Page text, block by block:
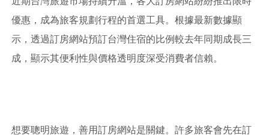
優惠，成為旅客規劃行程的首選工具。根據最新數據顯
示，透過訂房網站預訂台灣住宿的比例較去年同期成長三
成，顯示其便利性與價格透明度深受消費者信賴。
想要聰明旅遊，善用訂房網站是關鍵。許多旅客會先在訂